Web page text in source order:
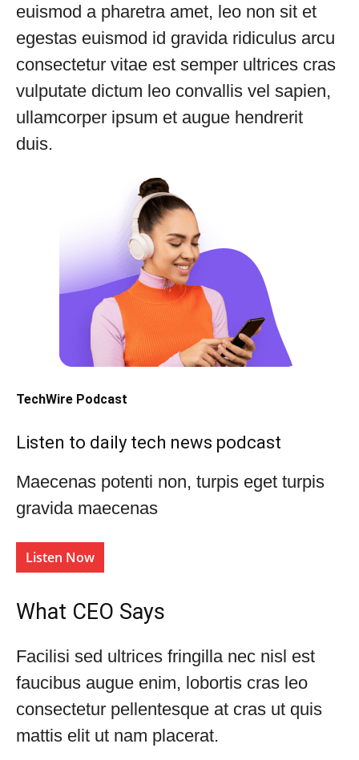
euismod a pharetra amet, leo non sit et
egestas euismod id gravida ridiculus arcu
consectetur vitae est semper ultrices cras
vulputate dictum leo convallis vel sapien,
ullamcorper ipsum et augue hendrerit
duis.
TechWire Podcast​
Listen to daily tech news podcast​
Maecenas potenti non, turpis eget turpis
gravida maecenas
Listen Now
What CEO Says​
Facilisi sed ultrices fringilla nec nisl est
faucibus augue enim, lobortis cras leo
consectetur pellentesque at cras ut quis
mattis elit ut nam placerat.